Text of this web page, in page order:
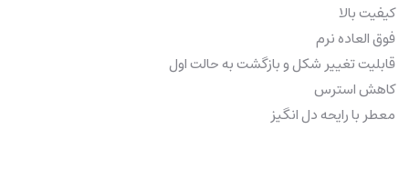
کیفیت بالا
فوق العاده نرم
قابلیت تغییر شکل و بازگشت به حالت اول
کاهش استرس
معطر با رایحه دل انگیز